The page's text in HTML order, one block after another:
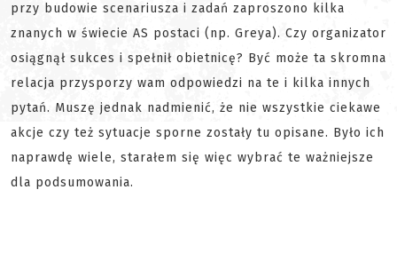
przy budowie scenariusza i zadań zaproszono kilka
znanych w świecie AS postaci (np. Greya). Czy organizator
osiągnął sukces i spełnił obietnicę? Być może ta skromna
relacja przysporzy wam odpowiedzi na te i kilka innych
pytań. Muszę jednak nadmienić, że nie wszystkie ciekawe
akcje czy też sytuacje sporne zostały tu opisane. Było ich
naprawdę wiele, starałem się więc wybrać te ważniejsze
dla podsumowania.